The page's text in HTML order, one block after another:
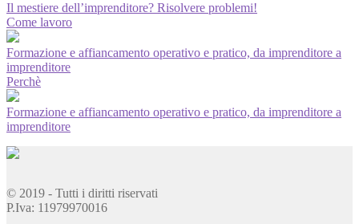
Il mestiere dell’imprenditore? Risolvere problemi!
Come lavoro
Formazione e affiancamento operativo e pratico, da imprenditore a
imprenditore
Perchè
Formazione e affiancamento operativo e pratico, da imprenditore a
imprenditore
© 2019 - Tutti i diritti riservati
P.Iva: 11979970016